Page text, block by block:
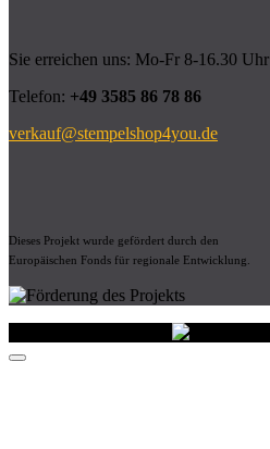
Sie erreichen uns: Mo-Fr 8-16.30 Uhr
Telefon: +49 3585 86 78 86
verkauf@stempelshop4you.de
Dieses Projekt wurde gefördert durch den
Europäischen Fonds für regionale Entwicklung.